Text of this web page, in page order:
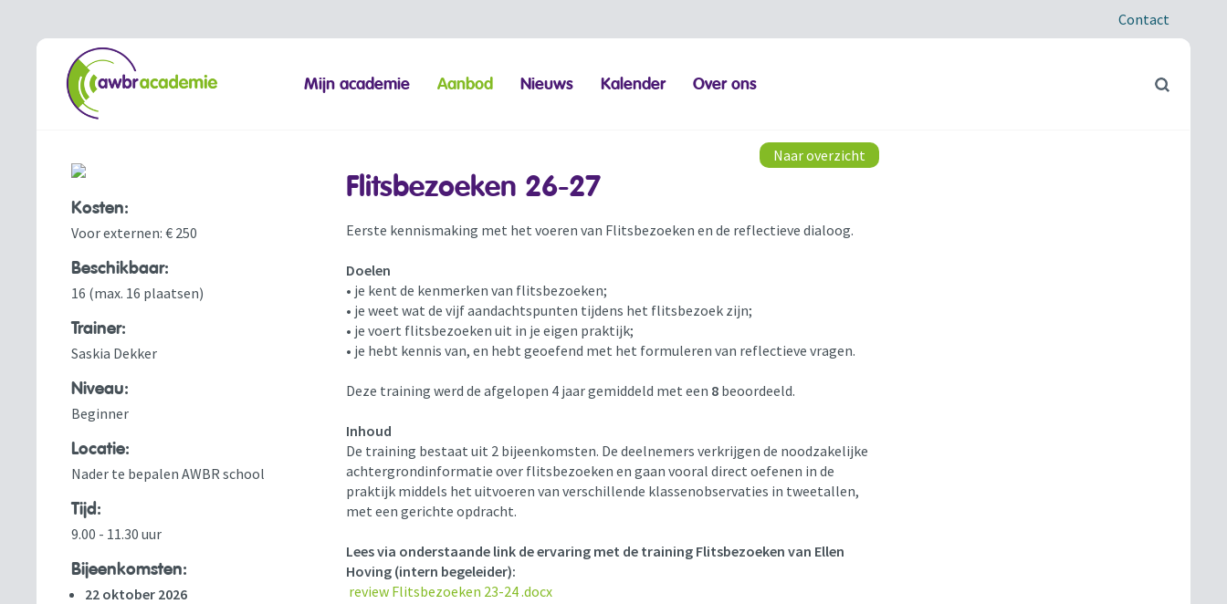
Contact
Mijn academie Aanbod Nieuws Kalender Over ons
Kosten:
Voor externen: € 250
Beschikbaar:
16 (max. 16 plaatsen)
Trainer:
Saskia Dekker
Niveau:
Beginner
Locatie:
Nader te bepalen AWBR school
Tijd:
9.00 - 11.30 uur
Bijeenkomsten:
22 oktober 2026
Naar overzicht
Flitsbezoeken 26-27
Eerste kennismaking met het voeren van Flitsbezoeken en de reflectieve dialoog.
Doelen
• je kent de kenmerken van flitsbezoeken;
• je weet wat de vijf aandachtspunten tijdens het flitsbezoek zijn;
• je voert flitsbezoeken uit in je eigen praktijk;
• je hebt kennis van, en hebt geoefend met het formuleren van reflectieve vragen.
Deze training werd de afgelopen 4 jaar gemiddeld met een 8beoordeeld.
Inhoud
De training bestaat uit 2 bijeenkomsten. De deelnemers verkrijgen de noodzakelijke
achtergrondinformatie over flitsbezoeken en gaan vooral direct oefenen in de
praktijk middels het uitvoeren van verschillende klassenobservaties in tweetallen,
met een gerichte opdracht.
Lees via onderstaande link de ervaring met de training Flitsbezoeken van Ellen
Hoving (intern begeleider):
review Flitsbezoeken 23-24 .docx